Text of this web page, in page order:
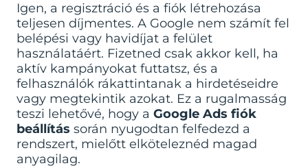
Igen, a regisztráció és a fiók létrehozása
teljesen díjmentes. A Google nem számít fel
belépési vagy havidíjat a felület
használatáért. Fizetned csak akkor kell, ha
aktív kampányokat futtatsz, és a
felhasználók rákattintanak a hirdetéseidre
vagy megtekintik azokat. Ez a rugalmasság
teszi lehetővé, hogy a Google Ads fiók
beállítás során nyugodtan felfedezd a
rendszert, mielőtt elköteleznéd magad
anyagilag.